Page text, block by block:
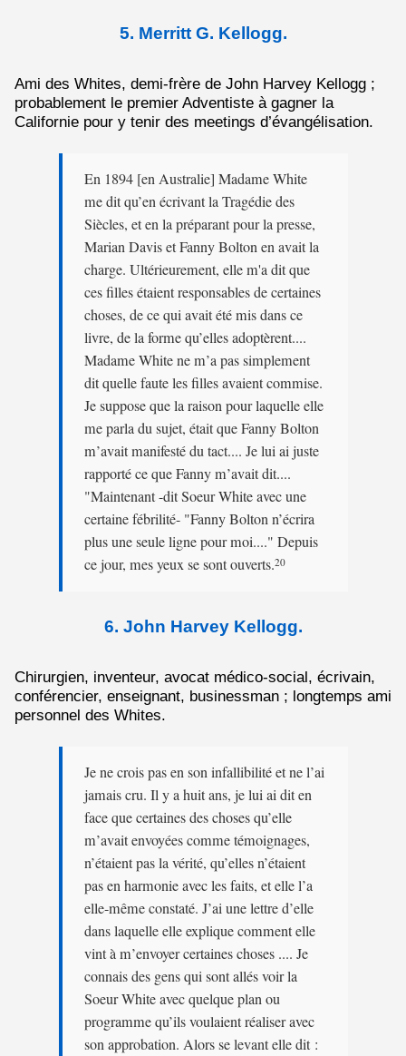
5. Merritt G. Kellogg.
Ami des Whites, demi-frère de John Harvey Kellogg ;
probablement le premier Adventiste à gagner la
Californie pour y tenir des meetings d’évangélisation.
En 1894 [en Australie] Madame White
me dit qu’en écrivant la Tragédie des
Siècles, et en la préparant pour la presse,
Marian Davis et Fanny Bolton en avait la
charge. Ultérieurement, elle m'a dit que
ces filles étaient responsables de certaines
choses, de ce qui avait été mis dans ce
livre, de la forme qu’elles adoptèrent....
Madame White ne m’a pas simplement
dit quelle faute les filles avaient commise.
Je suppose que la raison pour laquelle elle
me parla du sujet, était que Fanny Bolton
m’avait manifesté du tact.... Je lui ai juste
rapporté ce que Fanny m’avait dit....
"Maintenant -dit Soeur White avec une
certaine fébrilité- "Fanny Bolton n’écrira
plus une seule ligne pour moi...." Depuis
ce jour, mes yeux se sont ouverts.20
6. John Harvey Kellogg.
Chirurgien, inventeur, avocat médico-social, écrivain,
conférencier, enseignant, businessman ; long­temps ami
personnel des Whites.
Je ne crois pas en son infallibilité et ne l’ai
jamais cru. Il y a huit ans, je lui ai dit en
face que certaines des choses qu’elle
m’avait envoyées comme témoignages,
n’étaient pas la vérité, qu’elles n’étaient
pas en harmonie avec les faits, et elle l’a
elle-même constaté. J’ai une lettre d’elle
dans laquelle elle explique comment elle
vint à m’envoyer certaines choses .... Je
connais des gens qui sont allés voir la
Soeur White avec quelque plan ou
programme qu’ils voulaient réaliser avec
son approbation. Alors se levant elle dit :